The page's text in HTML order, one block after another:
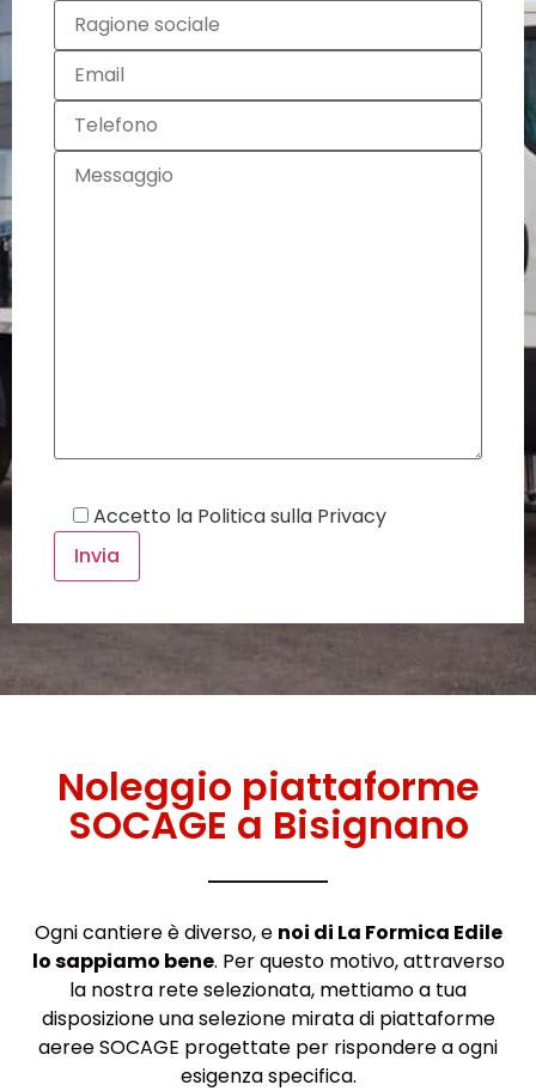
Accetto la Politica sulla Privacy
Noleggio piattaforme
SOCAGE a Bisignano
Ogni cantiere è diverso, e noi di La Formica Edile
lo sappiamo bene. Per questo motivo, attraverso
la nostra rete selezionata, mettiamo a tua
disposizione una selezione mirata di piattaforme
aeree SOCAGE progettate per rispondere a ogni
esigenza specifica.